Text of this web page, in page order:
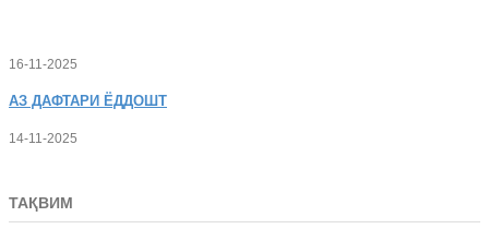
16-11-2025
АЗ ДАФТАРИ ЁДДОШТ
14-11-2025
ТАҚВИМ